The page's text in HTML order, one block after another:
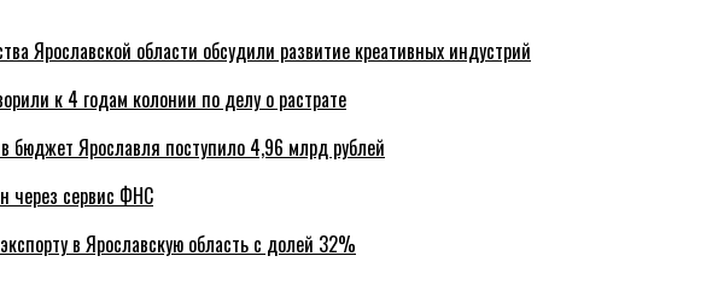
Ярославской области обсудили развитие креативных индустрий
к 4 годам колонии по делу о растрате
бюджет Ярославля поступило 4,96 млрд рублей
через сервис ФНС
в Ярославскую область с долей 32%